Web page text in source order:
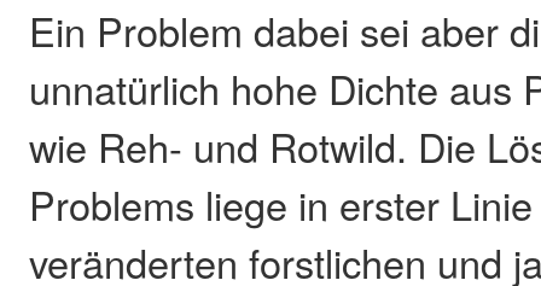
Ein Problem dabei sei aber
unnatürlich hohe Dichte aus
wie Reh- und Rotwild. Die
Problems liege in erster
veränderten forstlichen und